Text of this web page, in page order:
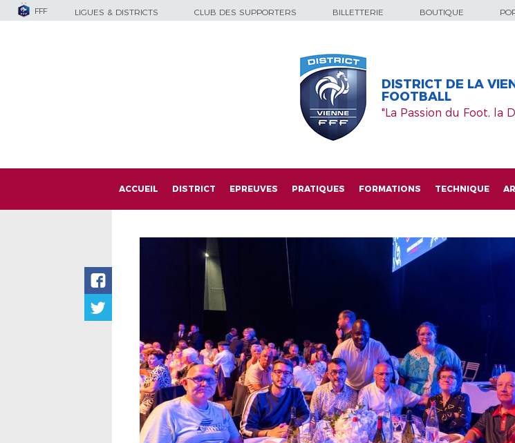
FFF LIGUES & DISTRICTS CLUB DES SUPPORTERS BILLETTERIE BOUTIQUE
DISTRICT DE LA
FOOTBALL
"La Passion du Foot, la
ACCUEIL DISTRICT EPREUVES PRATIQUES FORMATIONS TECHNIQUE